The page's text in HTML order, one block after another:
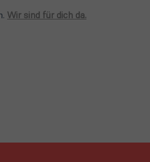
neuem
Wir sind für dich da.(öffnet